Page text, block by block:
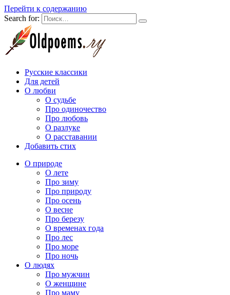
Перейти к содержанию
Search for:
Русские классики
Для детей
О любви
О судьбе
Про одиночество
Про любовь
О разлуке
О расставании
Добавить стих
О природе
О лете
Про зиму
Про природу
Про осень
О весне
Про березу
О временах года
Про лес
Про море
Про ночь
О людях
Про мужчин
О женщине
Про маму